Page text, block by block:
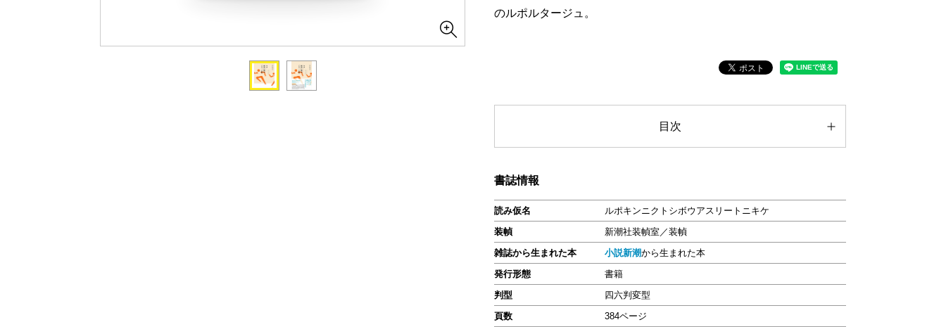
のルポルタージュ。
目次
書誌情報
読み仮名
ルポキンニクトシボウアスリートニキケ
装幀
新潮社装幀室／装幀
雑誌から生まれた本
小説新潮から生まれた本
発行形態
書籍
判型
四六判変型
頁数
384ページ